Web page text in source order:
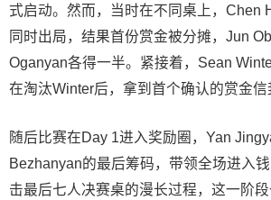
式启动。然而，当时在不同桌上，Chen
同时出局，结果首份赏金被分摊，Jun
Oganyan各得一半。紧接着，Sean
在淘汰Winter后，拿到首个确认的赏金信
随后比赛在Day 1进入奖励圈，Yan
Bezhanyan的最后筹码，带领全场进入
击最后七人决赛桌的漫长过程，这一阶